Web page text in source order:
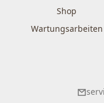
Shop
Wartungsarbeiten